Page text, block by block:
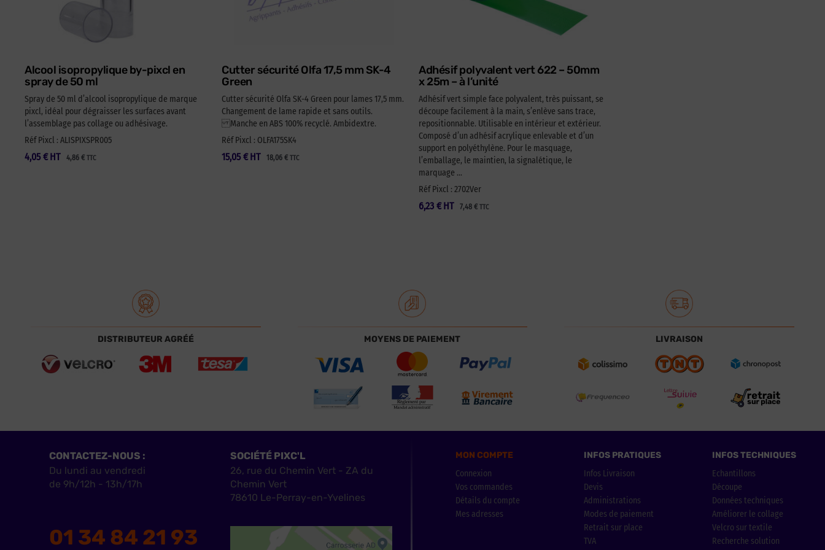
Alcool isopropylique by-pixcl en
spray de 50 ml
Spray de 50 ml d’alcool isopropylique de marque
pixcl, idéal pour dégraisser les surfaces avant
l’assemblage pas collage ou adhésivage.
Réf Pixcl : ALISPIXSPR005
4,05 € 4,86 € TTC
HT
Cutter sécurité Olfa 17,5 mm SK-4
Green
Cutter sécurité Olfa SK-4 Green pour lames 17,5 mm.
Changement de lame rapide et sans outils.
Manche en ABS 100% recyclé. Ambidextre.
Réf Pixcl : OLFA175SK4
15,05 € 18,06 € TTC
HT
Adhésif polyvalent vert 622 – 50mm
x 25m – à l’unité
Adhésif vert simple face polyvalent, très puissant, se
découpe facilement à la main, s’enlève sans trace,
repositionnable. Utilisable en intérieur et extérieur.
Composé d’un adhésif acrylique enlevable et d’un
support en polyéthylène. Pour le masquage,
l’emballage, le maintien, la signalétique, le
marquage …
Réf Pixcl : 2702Ver
6,23 € 7,48 € TTC
HT
DISTRIBUTEUR AGRÉÉ MOYENS DE PAIEMENT LIVRAISON
CONTACTEZ-NOUS :
Du lundi au vendredi
de 9h/12h - 13h/17h
01 34 84 21 93
SOCIÉTÉ PIXC'L
26, rue du Chemin Vert - ZA du
Chemin Vert
78610 Le-Perray-en-Yvelines
MON COMPTE
Connexion
Vos commandes
Détails du compte
Mes adresses
INFOS PRATIQUES
Infos Livraison
Devis
Administrations
Modes de paiement
Retrait sur place
TVA
INFOS TECHNIQUES
Echantillons
Découpe
Données techniques
Améliorer le collage
Velcro sur textile
Recherche solution